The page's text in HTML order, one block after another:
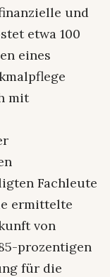
und
etwa 100
eines
mit
Fachleute
ermittelte
von
prozentigen
für die